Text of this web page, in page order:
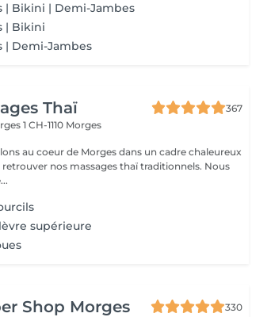
| Bikini | Demi-Jambes
| Bikini
| Demi-Jambes
Thaï
367
1CH-1110 Morges
au coeur de Morges dans un cadre chaleureux
nos massages thaï traditionnels. Nous
supérieure
Shop Morges
330